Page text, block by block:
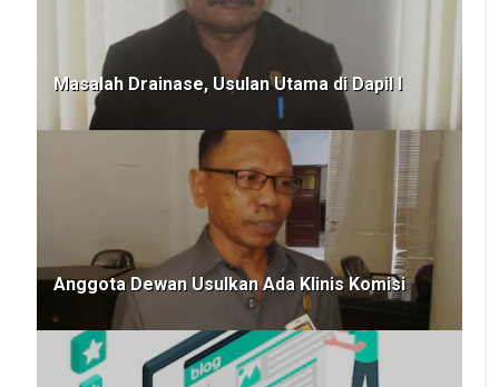
Masalah Drainase, Usulan Utama di Dapil I
Anggota Dewan Usulkan Ada Klinis Komisi